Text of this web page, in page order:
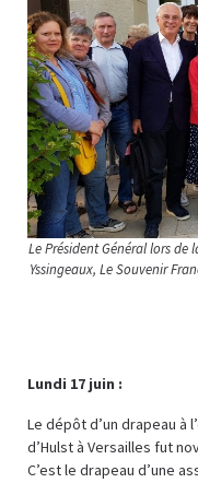
Le Président Général lors de
Yssingeaux, Le Souvenir
Lundi 17 juin :
Le dépôt d’un drapeau à
d’Hulst à Versailles fut
C’est le drapeau d’une